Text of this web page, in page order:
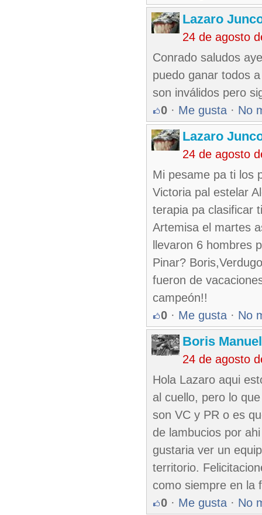
Lazaro
24 de agosto
Conrado saludos
puedo ganar todos
son inválidos pero
0 · Me gusta · No
Lazaro
24 de agosto
Mi pesame pa ti los
Victoria pal estelar
terapia pa clasificar
Artemisa el martes
llevaron 6 hombres
Pinar?
fueron de
campeón!!
0 · Me gusta · No
Boris
24 de agosto
Hola Lazaro aqui
al cuello, pero lo
son VC y PR o es
de lambucios por
gustaria ver un
territorio.
como siempre en la
0 · Me gusta · No